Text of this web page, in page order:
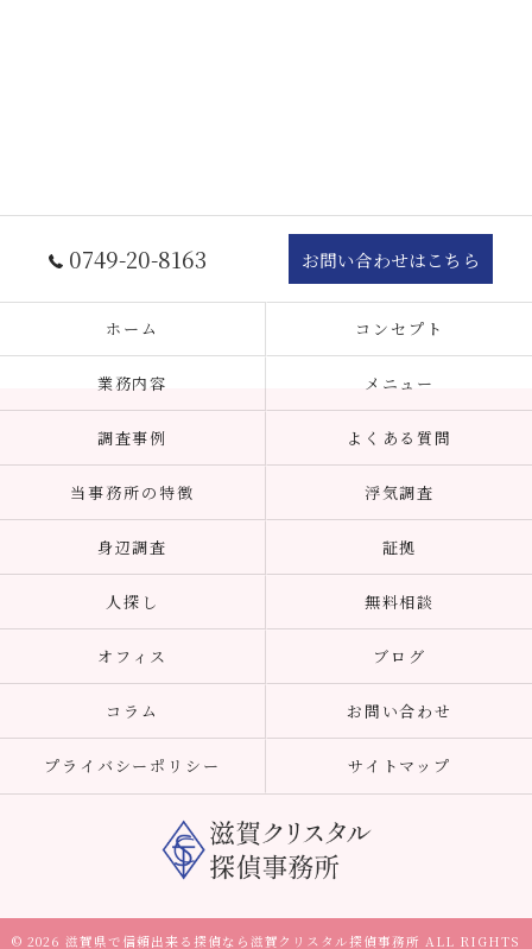
0749-20-8163 お問い合わせはこちら
ホーム コンセプト
業務内容 メニュー
調査事例 よくある質問
当事務所の特徴 浮気調査
身辺調査 証拠
人探し 無料相談
オフィス ブログ
コラム お問い合わせ
プライバシーポリシー サイトマップ
© 2026 滋賀県で信頼出来る探偵なら滋賀クリスタル探偵事務所 ALL RIGHTS